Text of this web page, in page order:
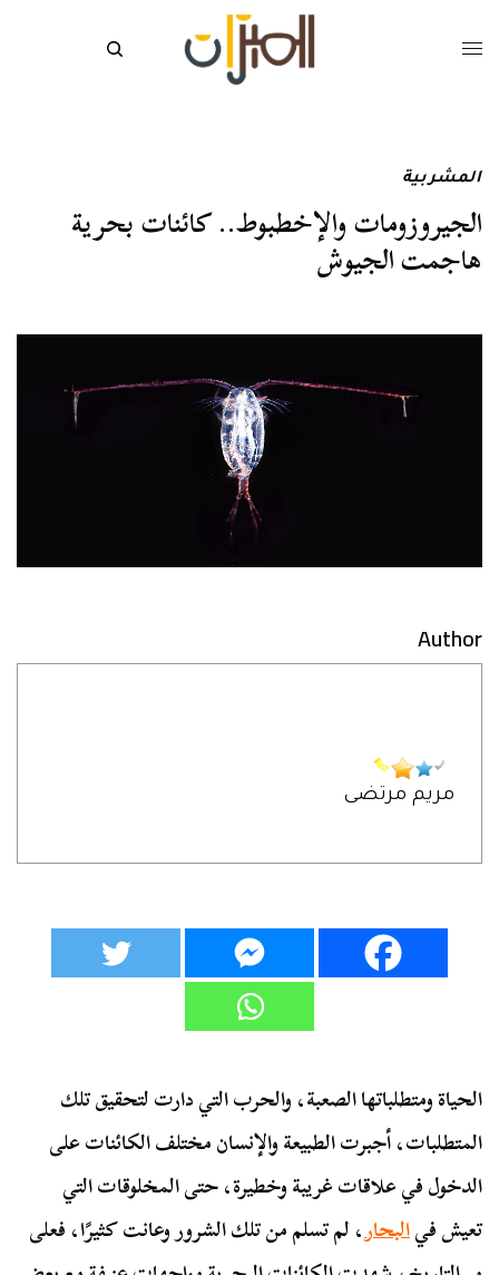
المشربية
الجيروزومات والإخطبوط.. كائنات بحرية
هاجمت الجيوش
Author
مريم مرتضى
الحياة ومتطلباتها الصعبة، والحرب التي دارت لتحقيق تلك
المتطلبات، أجبرت الطبيعة والإنسان مختلف الكائنات على
الدخول في علاقات غريبة وخطيرة، حتى المخلوقات التي
تعيش فيالبحار، لم تسلم من تلك الشرور وعانت كثيرًا، فعلى